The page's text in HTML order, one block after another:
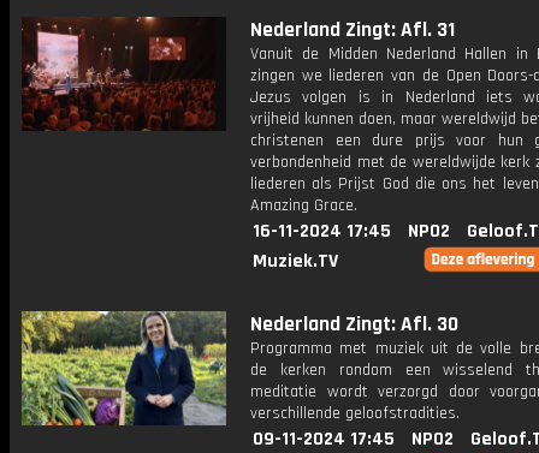
Nederland Zingt: Afl. 31
Vanuit de Midden Nederland Hallen in
zingen we liederen van de Open Doors-
Jezus volgen is in Nederland iets
vrijheid kunnen doen, maar wereldwijd
christenen een dure prijs voor hun
verbondenheid met de wereldwijde kerk
liederen als Prijst God die ons het
Amazing Grace.
16-11-2024 17:45 NPO2
Muziek.TV
Nederland Zingt: Afl. 30
Programma met muziek uit de volle
de kerken rondom een wisselend
meditatie wordt verzorgd door
verschillende geloofstradities.
09-11-2024 17:45 NPO2